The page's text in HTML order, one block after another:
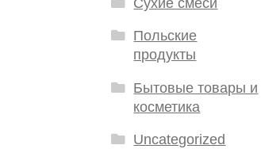
Польские
продукты
Бытовые товары и
косметика
Uncategorized